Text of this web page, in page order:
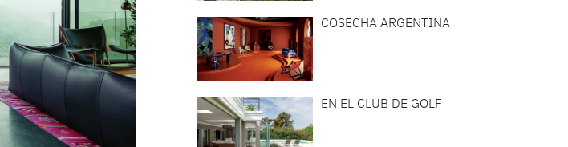
COSECHA ARGENTINA
EN EL CLUB DE GOLF